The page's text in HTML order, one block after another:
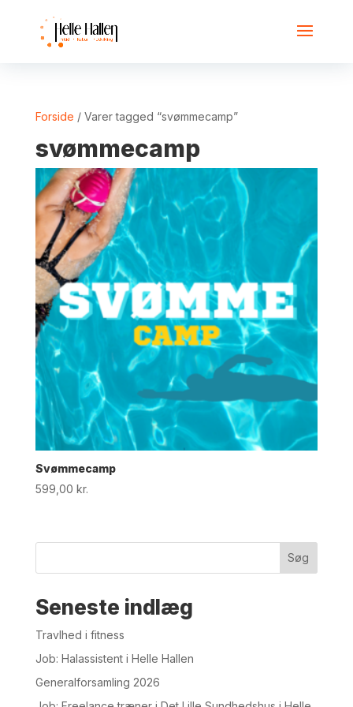
Forside / Varer tagged “svømmecamp”
svømmecamp
Svømmecamp
599,00 kr.
Søg
Seneste indlæg
Travlhed i fitness
Job: Halassistent i Helle Hallen
Generalforsamling 2026